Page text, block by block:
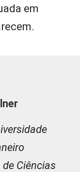
em
Ciências